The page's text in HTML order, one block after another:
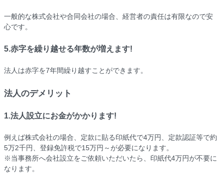
一般的な株式会社や合同会社の場合、経営者の責任は有限なので安
心です。
5.赤字を繰り越せる年数が増えます!
法人は赤字を7年間繰り越すことができます。
法人のデメリット
1.法人設立にお金がかかります!
例えば株式会社の場合、定款に貼る印紙代で4万円、定款認証等で約
5万2千円、登録免許税で15万円～が必要になります。
※当事務所へ会社設立をご依頼いただいたら、印紙代4万円が不要に
なります。